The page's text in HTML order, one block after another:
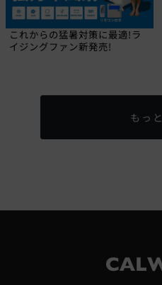
これからの猛暑対策に最適!ラ
イジングファン新発売!
もっ